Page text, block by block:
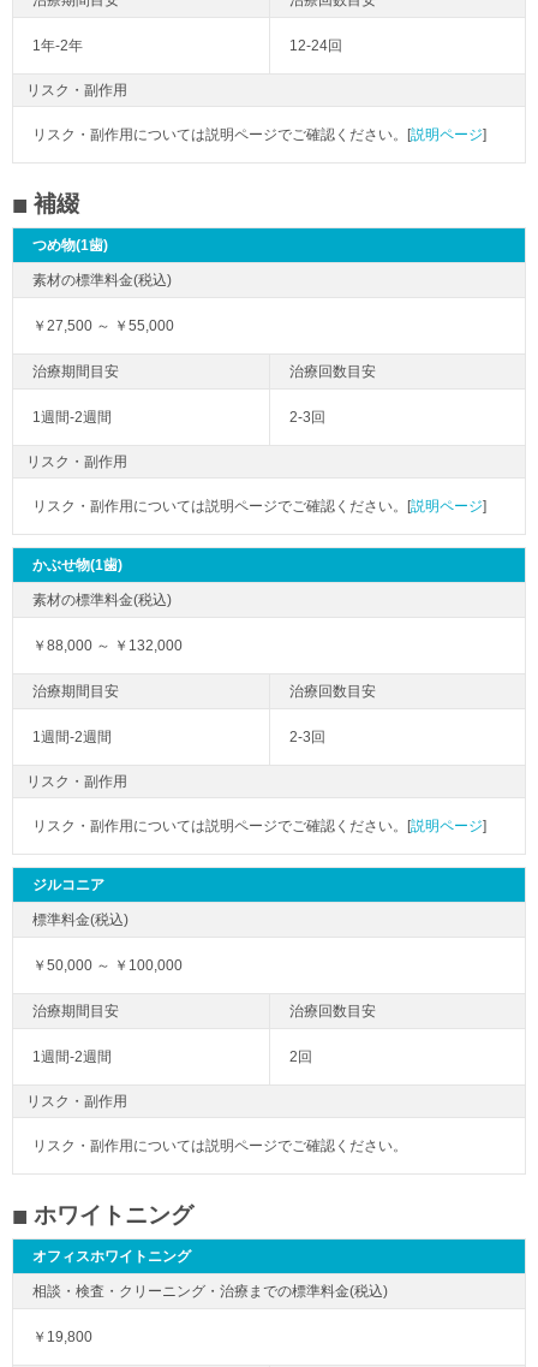
1年-2年 12-24回
リスク・副作用
リスク・副作用については説明ページでご確認ください。[説明ページ]
補綴
つめ物(1歯)
￥27,500 ～ ￥55,000
1週間-2週間 2-3回
リスク・副作用
リスク・副作用については説明ページでご確認ください。[説明ページ]
かぶせ物(1歯)
￥88,000 ～ ￥132,000
1週間-2週間 2-3回
リスク・副作用
リスク・副作用については説明ページでご確認ください。[説明ページ]
ジルコニア
￥50,000 ～ ￥100,000
1週間-2週間 2回
リスク・副作用
リスク・副作用については説明ページでご確認ください。
ホワイトニング
オフィスホワイトニング
￥19,800